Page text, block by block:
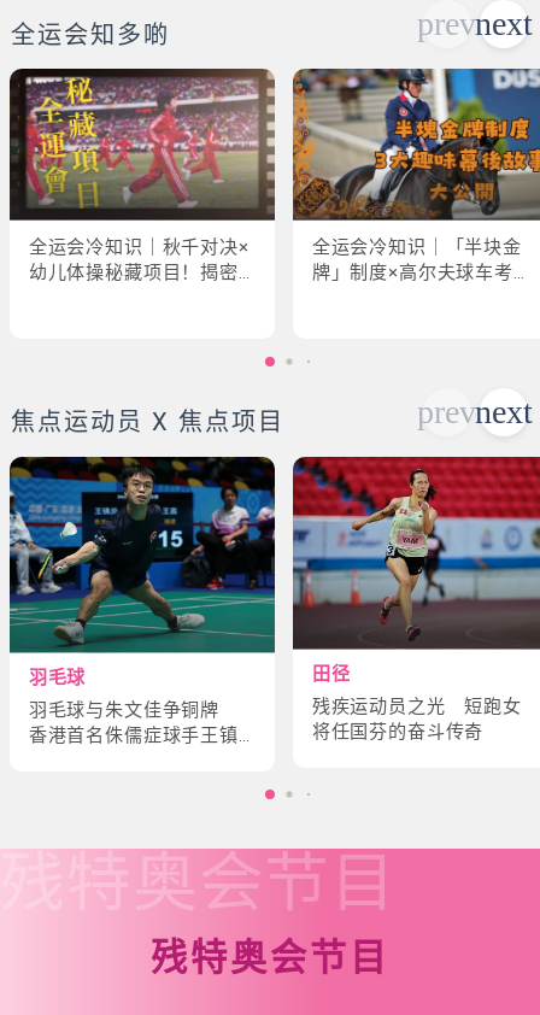
全运会知多啲
全运会冷知识｜秋千对决×
幼儿体操秘藏项目！揭密
全运会冷知识｜「半块金
牌」制度×高尔夫球车考牌
焦点运动员 X 焦点项目
羽毛球
羽毛球与朱文佳争铜牌
香港首名侏儒症球手王镇
田径
残疾运动员之光 短跑女
将任国芬的奋斗传奇
残特奥会节目
残特奥会节目